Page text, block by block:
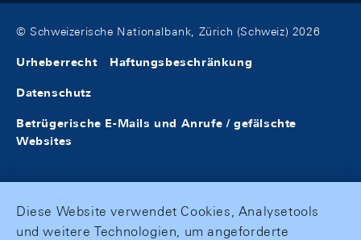
© Schweizerische Nationalbank, Zürich (Schweiz) 2026
Urheberrecht Haftungsbeschränkung
Datenschutz
Betrügerische E-Mails und Anrufe / gefälschte
Websites
Diese Website verwendet Cookies, Analysetools
und weitere Technologien, um angeforderte